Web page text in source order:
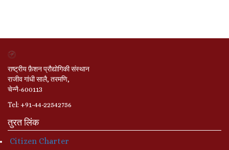
राष्ट्रीय फ़ैशन प्रौद्योगिकी संस्थान
राजीव गांधी सालै, तरमणि,
चेन्नै-600113
Tel: +91-44-22542756
तुरत लिंक
Citizen Charter